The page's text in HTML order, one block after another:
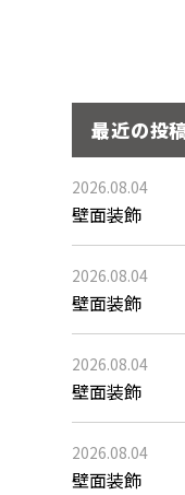
最近の投
2026.08.04
壁面装飾
2026.08.04
壁面装飾
2026.08.04
壁面装飾
2026.08.04
壁面装飾